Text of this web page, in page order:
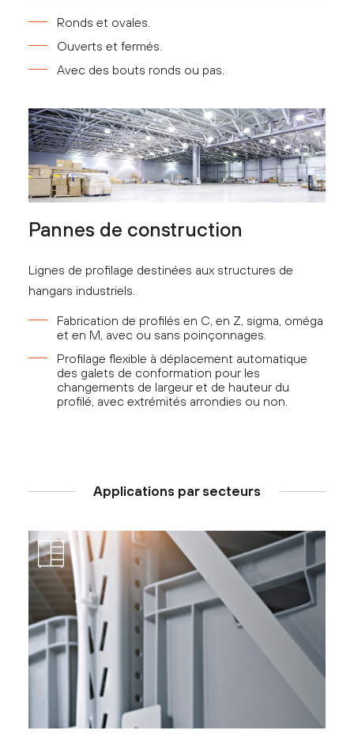
Ronds et ovales.
Ouverts et fermés.
Avec des bouts ronds ou pas.
Pannes de construction
Lignes de profilage destinées aux structures de
hangars industriels.
Fabrication de profilés en C, en Z, sigma, oméga
et en M, avec ou sans poinçonnages.
Profilage flexible à déplacement automatique
des galets de conformation pour les
changements de largeur et de hauteur du
profilé, avec extrémités arrondies ou non.
Applications par secteurs